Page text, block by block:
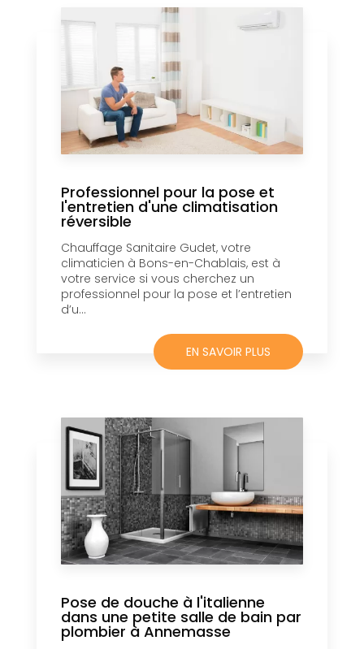
Professionnel pour la pose et
l'entretien d'une climatisation
réversible
Chauffage Sanitaire Gudet, votre
climaticien à Bons-en-Chablais, est à
votre service si vous cherchez un
professionnel pour la pose et l’entretien
d’u...
EN SAVOIR PLUS
Pose de douche à l'italienne
dans une petite salle de bain par
plombier à Annemasse